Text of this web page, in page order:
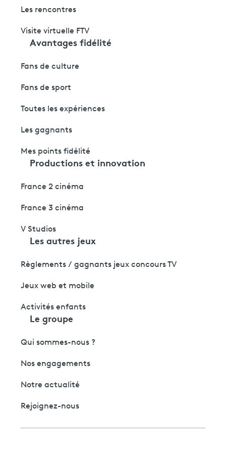
Les rencontres
Visite virtuelle FTV
Avantages fidélité
Fans de culture
Fans de sport
Toutes les expériences
Les gagnants
Mes points fidélité
Productions et innovation
France 2 cinéma
France 3 cinéma
V Studios
Les autres jeux
Règlements / gagnants jeux concours TV
Jeux web et mobile
Activités enfants
Le groupe
Qui sommes-nous ?
Nos engagements
Notre actualité
Rejoignez-nous